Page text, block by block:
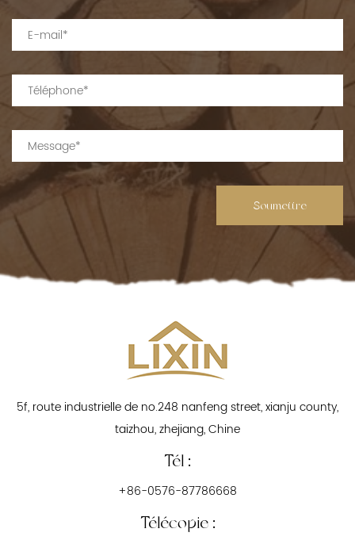
Soumettre
5f, route industrielle de no.248 nanfeng street, xianju county,
taizhou, zhejiang, Chine
Tél :
+86-0576-87786668
Télécopie :